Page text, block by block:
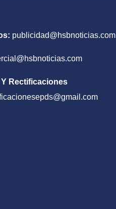
publicidad@hsbnoticias.com
Y Rectificaciones